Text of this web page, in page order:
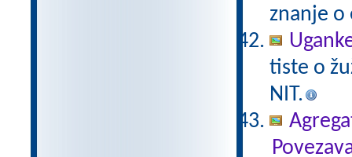
znanje o
tiste o
NIT.